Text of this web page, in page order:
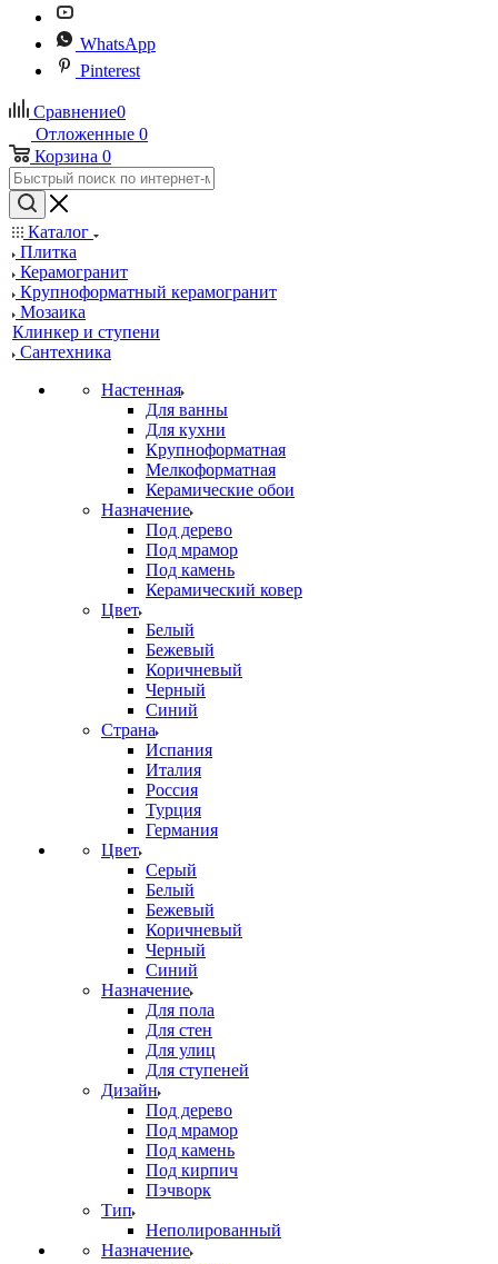
WhatsApp
Pinterest
Сравнение0
Отложенные 0
Корзина 0
Каталог
Плитка
Керамогранит
Крупноформатный керамогранит
Мозаика
Клинкер и ступени
Сантехника
Настенная
Для ванны
Для кухни
Крупноформатная
Мелкоформатная
Керамические обои
Назначение
Под дерево
Под мрамор
Под камень
Керамический ковер
Цвет
Белый
Бежевый
Коричневый
Черный
Синий
Страна
Испания
Италия
Россия
Турция
Германия
Цвет
Серый
Белый
Бежевый
Коричневый
Черный
Синий
Назначение
Для пола
Для стен
Для улиц
Для ступеней
Дизайн
Под дерево
Под мрамор
Под камень
Под кирпич
Пэчворк
Тип
Неполированный
Назначение